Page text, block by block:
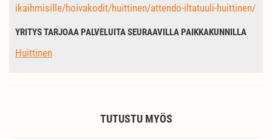
ikaihmisille/hoivakodit/huittinen/attendo-iltatuuli-huittinen/
YRITYS TARJOAA PALVELUITA SEURAAVILLA PAIKKAKUNNILLA
Huittinen
TUTUSTU MYÖS